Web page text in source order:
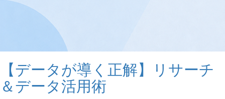
【データが導く正解】リサーチ
＆データ活用術